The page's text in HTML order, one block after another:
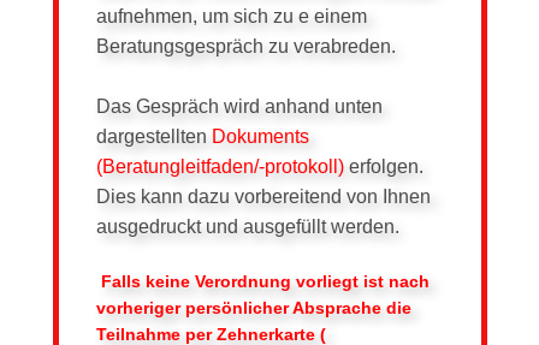
aufnehmen, um sich zu e einem
Beratungsgespräch zu verabreden.
Das Gespräch wird anhand unten
dargestellten Dokuments
(Beratungleitfaden/-protokoll)erfolgen.
Dies kann dazu vorbereitend von Ihnen
ausgedruckt und ausgefüllt werden.
Falls keine Verordnung vorliegt ist nach
vorheriger persönlicher Absprache die
Teilnahme per Zehnerkarte (